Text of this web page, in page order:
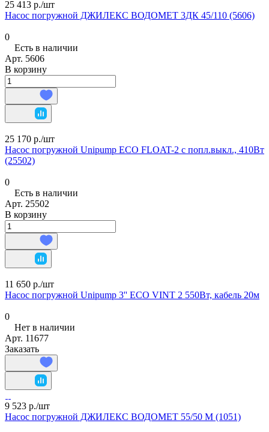
25 413 р./шт
Насос погружной ДЖИЛЕКС ВОДОМЕТ 3ДК 45/110 (5606)
0
Есть в наличии
Арт. 5606
В корзину
25 170 р./шт
Насос погружной Unipump ECO FLOAT-2 с попл.выкл., 410Вт
(25502)
0
Есть в наличии
Арт. 25502
В корзину
11 650 р./шт
Насос погружной Unipump 3'' ECO VINT 2 550Вт, кабель 20м
0
Нет в наличии
Арт. 11677
Заказать
9 523 р./шт
Насос погружной ДЖИЛЕКС ВОДОМЕТ 55/50 М (1051)